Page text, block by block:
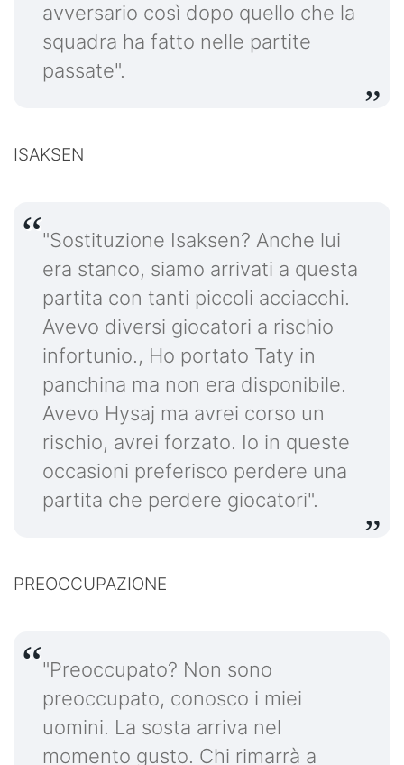
avversario così dopo quello che la
squadra ha fatto nelle partite
passate".
ISAKSEN
"Sostituzione Isaksen? Anche lui
era stanco, siamo arrivati a questa
partita con tanti piccoli acciacchi.
Avevo diversi giocatori a rischio
infortunio., Ho portato Taty in
panchina ma non era disponibile.
Avevo Hysaj ma avrei corso un
rischio, avrei forzato. Io in queste
occasioni preferisco perdere una
partita che perdere giocatori".
PREOCCUPAZIONE
"Preoccupato? Non sono
preoccupato, conosco i miei
uomini. La sosta arriva nel
momento gusto. Chi rimarrà a